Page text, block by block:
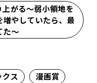
がる～弱小領地を
増やしていたら、最
た～
クス
漫画賞